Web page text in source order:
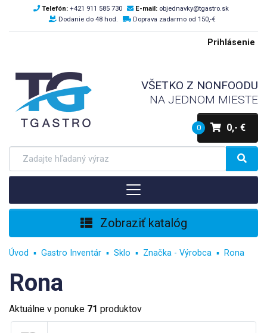
Telefón: +421 911 585 730 E-mail: objednavky@tgastro.sk
Dodanie do 48 hod.
Doprava zadarmo od 150,-€
Prihlásenie
VŠETKO Z NONFOODU
NA JEDNOM MIESTE
0 0,- €
Zobraziť katalóg
Úvod Gastro Inventár Sklo Značka - Výrobca Rona
Rona
Aktuálne v ponuke 71 produktov